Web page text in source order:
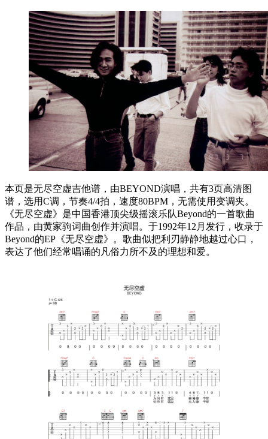
本页是无尽空虚吉他谱，由BEYOND演唱，共有3页高清图
谱，选用C调，节奏4/4拍，速度80BPM，无需使用变调夹。
《无尽空虚》是中国香港顶尖级摇滚乐队Beyond的一首歌曲
作品，由黄家驹词曲创作并演唱。于1992年12月发行，收录于
Beyond的EP《无尽空虚》。歌曲似把利刃静静地越过心口，
表达了他们经常唱诵的凡俗力所不及的理想和爱。